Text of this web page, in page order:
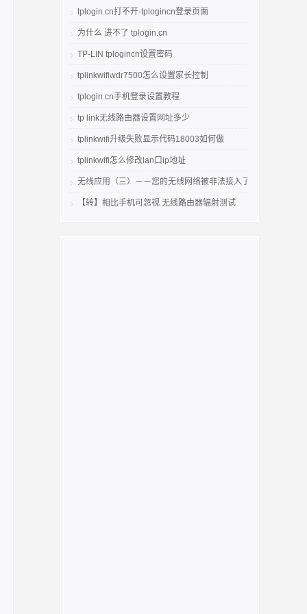
tplogin.cn打不开-tplogincn登录页面
为什么 进不了 tplogin.cn
TP-LIN tplogincn设置密码
tplinkwifiwdr7500怎么设置家长控制
tplogin.cn手机登录设置教程
tp link无线路由器设置网址多少
tplinkwifi升级失败显示代码18003如何做
tplinkwifi怎么修改lan口ip地址
无线应用（三）－－您的无线网络被非法接入了吗
【转】相比手机可忽视 无线路由器辐射测试